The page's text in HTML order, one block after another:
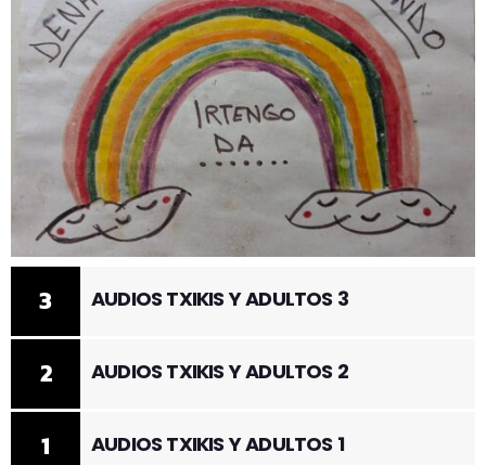
1 AUDIOS TXIKIS Y ADULTOS 1
2 AUDIOS TXIKIS Y ADULTOS 2
3 AUDIOS TXIKIS Y ADULTOS 3